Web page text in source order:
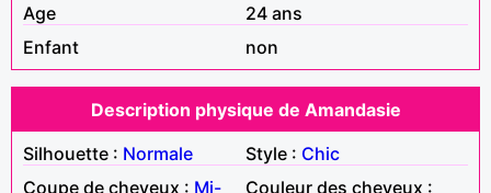
Age
24 ans
Enfant
non
Description physique de Amandasie
Silhouette : Normale Style : Chic
Coupe de cheveux : Mi-
Couleur des cheveux :